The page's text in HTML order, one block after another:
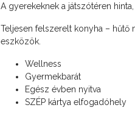
A gyerekeknek a játszótéren
Teljesen felszerelt konyha – hűtő
eszközök.
Wellness
Gyermekbarát
Egész évben nyitva
SZÉP kártya elfogadóhely